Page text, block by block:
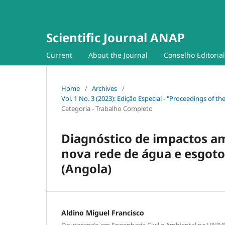
Scientific Journal ANAP
Current About the Journal Conselho Editorial
Home / Archives /
Vol. 1 No. 3 (2023): Edição Especial - "Proceedings of
Categoria - Trabalho Completo
Diagnóstico de impactos
nova rede de água e
(Angola)
Aldino Miguel Francisco